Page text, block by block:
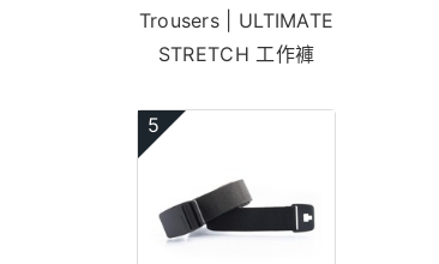
Trousers | ULTIMATE
STRETCH 工作褲
5